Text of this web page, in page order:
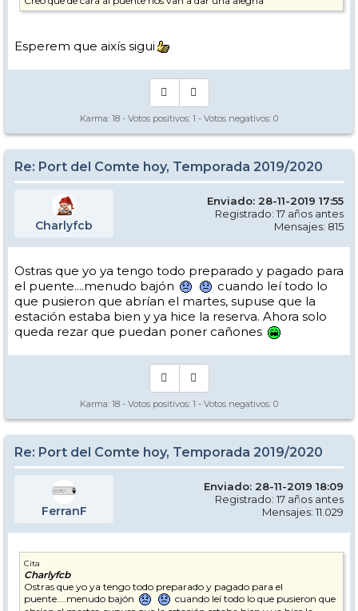
Esperem que aixís sigui
Karma: 18 - Votos positivos: 1 - Votos negativos: 0
Re: Port del Comte hoy, Temporada 2019/2020
Charlyfcb
Enviado: 28-11-2019 17:55
Registrado: 17 años antes
Mensajes: 815
Ostras que yo ya tengo todo preparado y pagado para
el puente....menudo bajón
cuando leí todo lo
que pusieron que abrían el martes, supuse que la
estación estaba bien y ya hice la reserva. Ahora solo
queda rezar que puedan poner cañones
Karma: 18 - Votos positivos: 1 - Votos negativos: 0
Re: Port del Comte hoy, Temporada 2019/2020
FerranF
Enviado: 28-11-2019 18:09
Registrado: 17 años antes
Mensajes: 11.029
Cita
Charlyfcb
Ostras que yo ya tengo todo preparado y pagado para el
puente....menudo bajón
cuando leí todo lo que pusieron que